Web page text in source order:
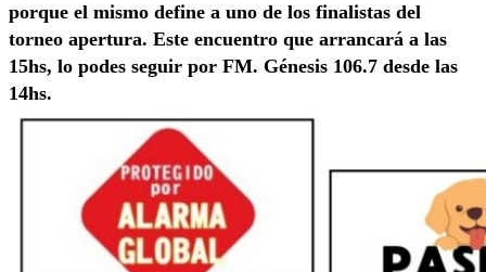
porque el mismo define a uno de los finalistas del
torneo apertura. Este encuentro que arrancará a las
15hs, lo podes seguir por FM. Génesis 106.7 desde las
14hs.